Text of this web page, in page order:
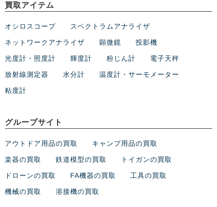
買取アイテム
オシロスコープ スペクトラムアナライザ
ネットワークアナライザ 顕微鏡 投影機
光度計・照度計 輝度計 粉じん計 電子天秤
放射線測定器 水分計 温度計・サーモメーター
粘度計
グループサイト
アウトドア用品の買取 キャンプ用品の買取
楽器の買取 鉄道模型の買取 トイガンの買取
ドローンの買取 FA機器の買取 工具の買取
機械の買取 溶接機の買取